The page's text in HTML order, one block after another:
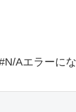
Aエラーにな